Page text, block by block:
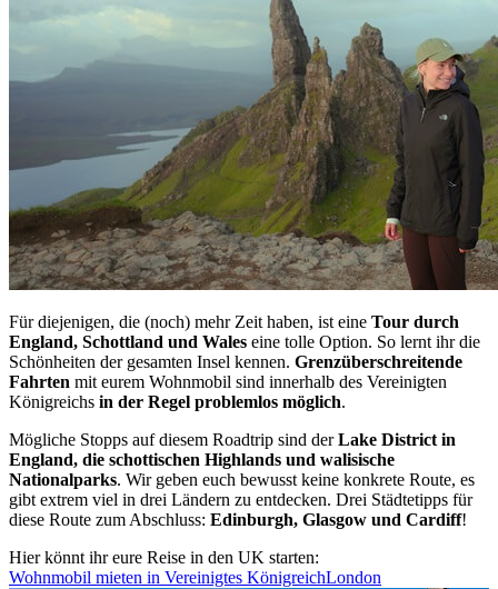
Für diejenigen, die (noch) mehr Zeit haben, ist eine Tour durch
England, Schottland und Wales eine tolle Option. So lernt ihr die
Schönheiten der gesamten Insel kennen. Grenzüberschreitende
Fahrten mit eurem Wohnmobil sind innerhalb des Vereinigten
Königreichs in der Regel problemlos möglich.
Mögliche Stopps auf diesem Roadtrip sind derLake District in
England, die schottischen Highlands und walisische
Nationalparks. Wir geben euch bewusst keine konkrete Route, es
gibt extrem viel in drei Ländern zu entdecken. Drei Städtetipps für
diese Route zum Abschluss: Edinburgh, Glasgow und Cardiff!
Hier könnt ihr eure Reise in den UK starten:
Wohnmobil mieten in Vereinigtes KönigreichLondon